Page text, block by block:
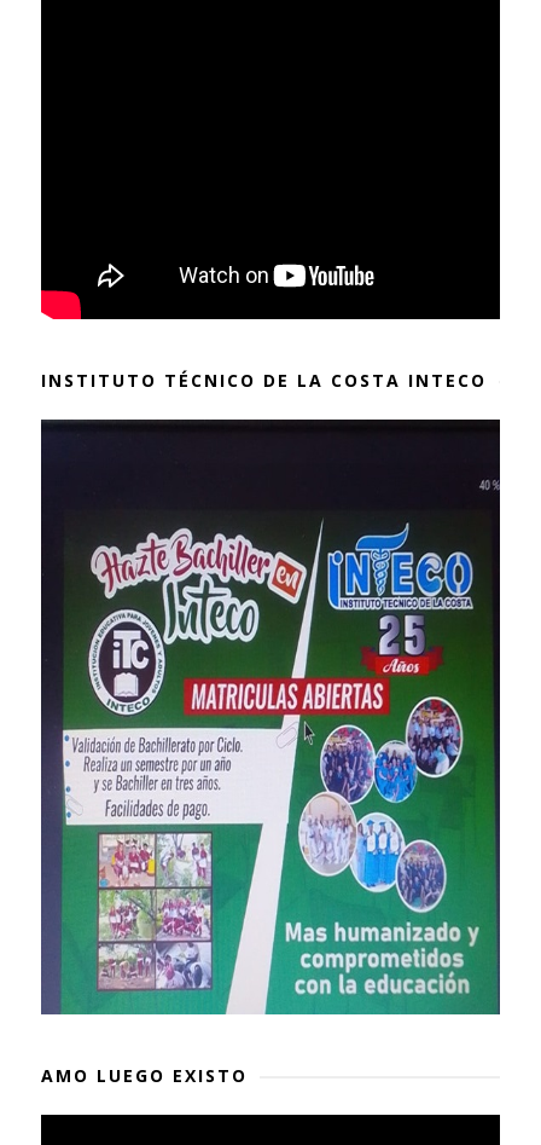
INSTITUTO TÉCNICO DE LA COSTA INTECO
AMO LUEGO EXISTO